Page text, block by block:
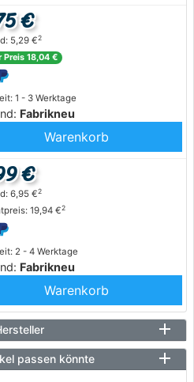
1 - 3 Werktage
Fabrikneu
€
5,29 €2
Preis 18,04 €
Warenkorb
2 - 4 Werktage
Fabrikneu
€
6,95 €2
19,94 €2
Warenkorb
passen könnte